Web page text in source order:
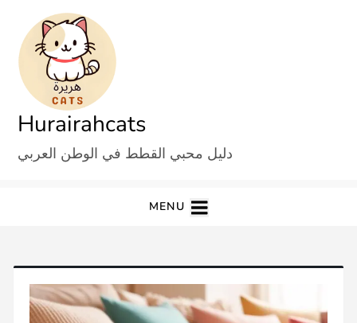
Hurairahcats
دليل محبي القطط في الوطن العربي
MENU